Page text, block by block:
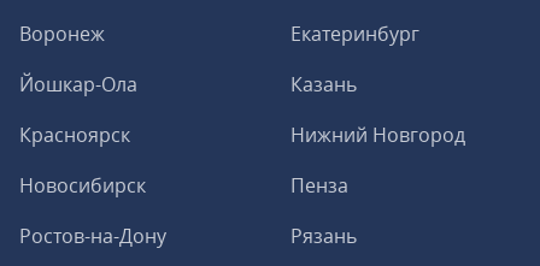
Воронеж
Екатеринбург
Йошкар-Ола
Казань
Красноярск
Нижний Новгород
Новосибирск
Пенза
Ростов-на-Дону
Рязань